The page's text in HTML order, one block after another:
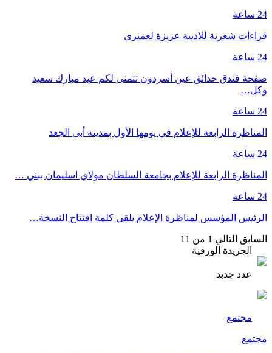
24 ساعة
قراءات شعرية للاديبة عزيزة لعميري
24 ساعة
صفحة فندق حدائق عين أسردون تتمنى لكم عيد مبارك سعيد
وكل…
24 ساعة
المناظرة الرابعة للإعلام في يومها الأول بمدينة أبي الجعد
24 ساعة
المناظرة الرابعة للإعلام بجامعة السلطان مولاي اسليمان ببني …
24 ساعة
الرئيس المؤسس لمناظرة الإعلام يلقي كلمة افتتاح النسخة…
السابق التالي 1 من 11
الجريدة الورقية
عدد جدبد
مجتمع
مجتمع